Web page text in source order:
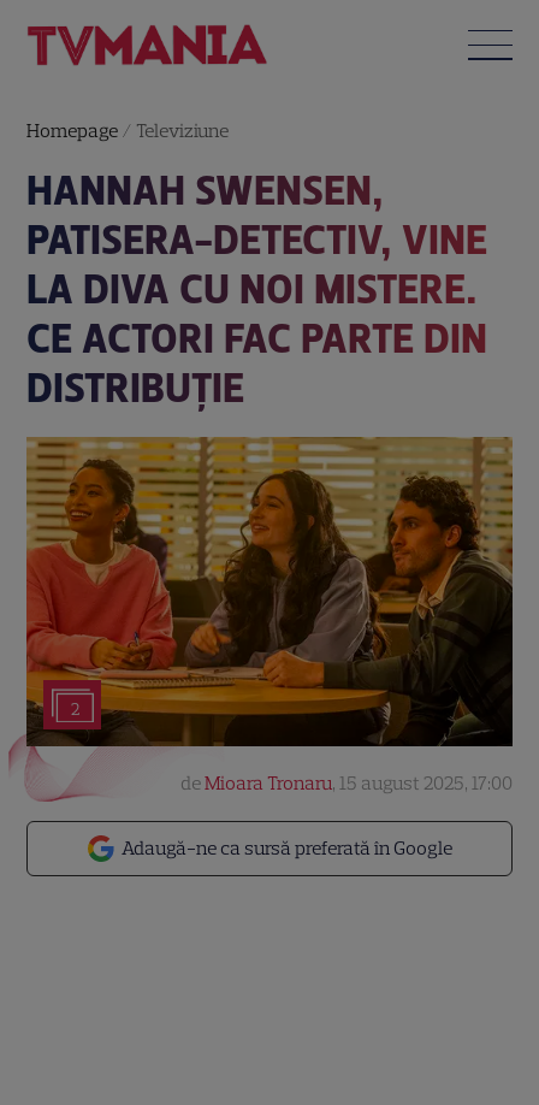
Homepage / Televiziune
HANNAH SWENSEN,
PATISERA-DETECTIV, VINE
LA DIVA CU NOI MISTERE.
CE ACTORI FAC PARTE DIN
DISTRIBUȚIE
2
Adaugă-ne ca sursă preferată în Google
deMioara Tronaru, 15 august 2025, 17:00